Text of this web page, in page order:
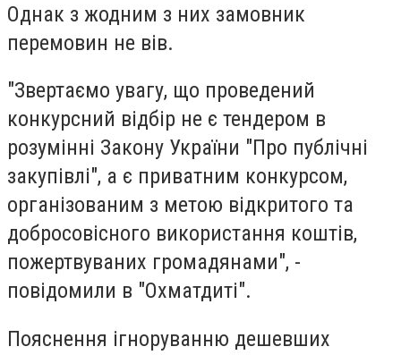
Однак з жодним з них замовник
перемовин не вів.
"Звертаємо увагу, що проведений
конкурсний відбір не є тендером в
розумінні Закону України "Про публічні
закупівлі", а є приватним конкурсом,
організованим з метою відкритого та
добросовісного використання коштів,
пожертвуваних громадянами", -
повідомили в "Охматдиті".
Пояснення ігноруванню дешевших